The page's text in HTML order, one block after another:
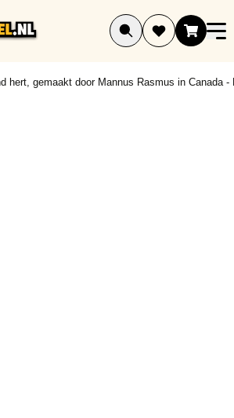
hert, gemaakt door Mannus Rasmus in Canada -